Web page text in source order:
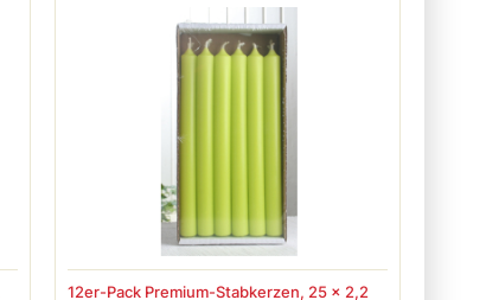
12er-Pack Premium-Stabkerzen, 25 x 2,2